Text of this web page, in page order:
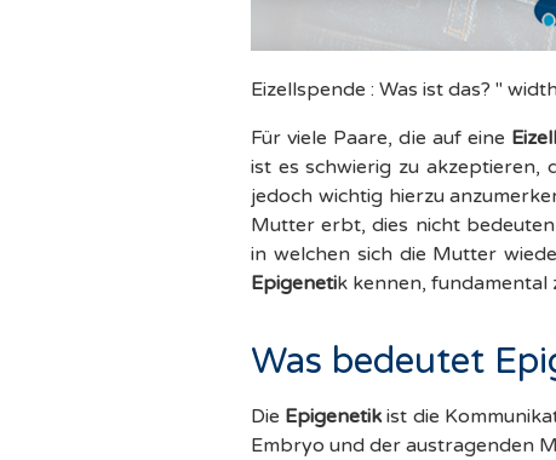
Eizellspende : Was ist das? "
Für viele Paare, die auf eine
ist es schwierig zu akzeptieren,
jedoch wichtig hierzu
Mutter erbt, dies nicht
in welchen sich die Mutter
Epigenetik kennen, fundamental
Was bedeutet
Die Epigenetikist die
Embryo und der austragenden